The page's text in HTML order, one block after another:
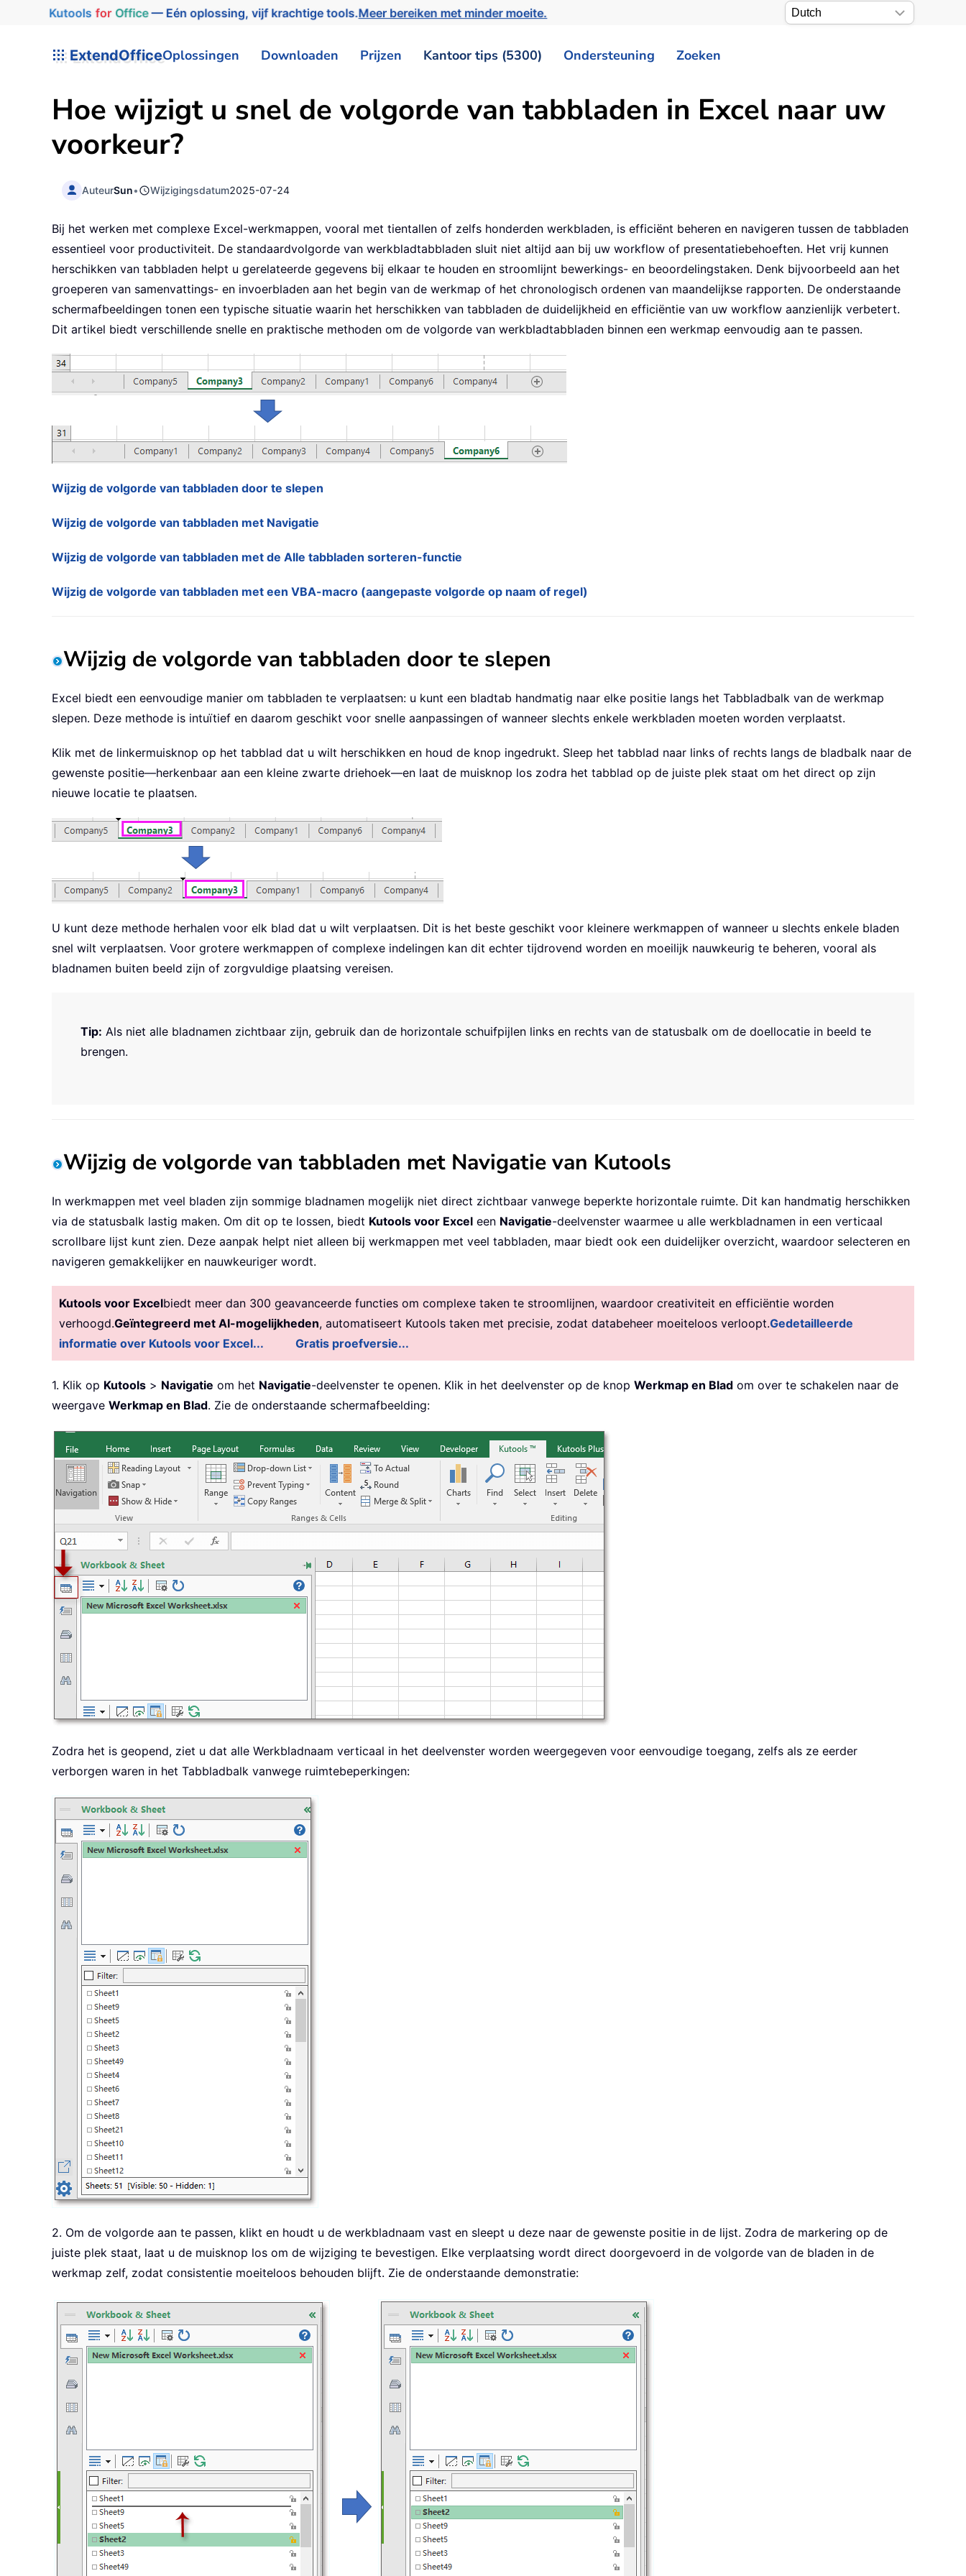
Kutools for Office— Eén oplossing, vijf krachtige tools.Meer bereiken met minder moeite.
ExtendOfficeOplossingen Downloaden Prijzen Kantoor tips (5300) Ondersteuning Zoeken
Hoe wijzigt u snel de volgorde van tabbladen in Excel naar uw
voorkeur?
AuteurSun• Wijzigingsdatum2025-07-24
Bij het werken met complexe Excel-werkmappen, vooral met tientallen of zelfs honderden werkbladen, is efficiënt beheren en navigeren tussen de tabbladen
essentieel voor productiviteit. De standaardvolgorde van werkbladtabbladen sluit niet altijd aan bij uw workflow of presentatiebehoeften. Het vrij kunnen
herschikken van tabbladen helpt u gerelateerde gegevens bij elkaar te houden en stroomlijnt bewerkings- en beoordelingstaken. Denk bijvoorbeeld aan het
groeperen van samenvattings- en invoerbladen aan het begin van de werkmap of het chronologisch ordenen van maandelijkse rapporten. De onderstaande
schermafbeeldingen tonen een typische situatie waarin het herschikken van tabbladen de duidelijkheid en efficiëntie van uw workflow aanzienlijk verbetert.
Dit artikel biedt verschillende snelle en praktische methoden om de volgorde van werkbladtabbladen binnen een werkmap eenvoudig aan te passen.
Wijzig de volgorde van tabbladen door te slepen
Wijzig de volgorde van tabbladen met Navigatie
Wijzig de volgorde van tabbladen met de Alle tabbladen sorteren-functie
Wijzig de volgorde van tabbladen met een VBA-macro (aangepaste volgorde op naam of regel)
Wijzig de volgorde van tabbladen door te slepen
Excel biedt een eenvoudige manier om tabbladen te verplaatsen: u kunt een bladtab handmatig naar elke positie langs het Tabbladbalk van de werkmap
slepen. Deze methode is intuïtief en daarom geschikt voor snelle aanpassingen of wanneer slechts enkele werkbladen moeten worden verplaatst.
Klik met de linkermuisknop op het tabblad dat u wilt herschikken en houd de knop ingedrukt. Sleep het tabblad naar links of rechts langs de bladbalk naar de
gewenste positie—herkenbaar aan een kleine zwarte driehoek—en laat de muisknop los zodra het tabblad op de juiste plek staat om het direct op zijn
nieuwe locatie te plaatsen.
U kunt deze methode herhalen voor elk blad dat u wilt verplaatsen. Dit is het beste geschikt voor kleinere werkmappen of wanneer u slechts enkele bladen
snel wilt verplaatsen. Voor grotere werkmappen of complexe indelingen kan dit echter tijdrovend worden en moeilijk nauwkeurig te beheren, vooral als
bladnamen buiten beeld zijn of zorgvuldige plaatsing vereisen.
Tip: Als niet alle bladnamen zichtbaar zijn, gebruik dan de horizontale schuifpijlen links en rechts van de statusbalk om de doellocatie in beeld te
brengen.
Wijzig de volgorde van tabbladen met Navigatie van Kutools
In werkmappen met veel bladen zijn sommige bladnamen mogelijk niet direct zichtbaar vanwege beperkte horizontale ruimte. Dit kan handmatig herschikken
via de statusbalk lastig maken. Om dit op te lossen, biedt Kutools voor Excel een Navigatie-deelvenster waarmee u alle werkbladnamen in een verticaal
scrollbare lijst kunt zien. Deze aanpak helpt niet alleen bij werkmappen met veel tabbladen, maar biedt ook een duidelijker overzicht, waardoor selecteren en
navigeren gemakkelijker en nauwkeuriger wordt.
Kutools voor Excelbiedt meer dan 300 geavanceerde functies om complexe taken te stroomlijnen, waardoor creativiteit en efficiëntie worden
verhoogd.Geïntegreerd met AI-mogelijkheden, automatiseert Kutools taken met precisie, zodat databeheer moeiteloos verloopt.Gedetailleerde
informatie over Kutools voor Excel...
Gratis proefversie...
1. Klik op Kutools > Navigatie om het Navigatie-deelvenster te openen. Klik in het deelvenster op de knop Werkmap en Blad om over te schakelen naar de
weergave Werkmap en Blad. Zie de onderstaande schermafbeelding:
Zodra het is geopend, ziet u dat alle Werkbladnaam verticaal in het deelvenster worden weergegeven voor eenvoudige toegang, zelfs als ze eerder
verborgen waren in het Tabbladbalk vanwege ruimtebeperkingen:
2. Om de volgorde aan te passen, klikt en houdt u de werkbladnaam vast en sleept u deze naar de gewenste positie in de lijst. Zodra de markering op de
juiste plek staat, laat u de muisknop los om de wijziging te bevestigen. Elke verplaatsing wordt direct doorgevoerd in de volgorde van de bladen in de
werkmap zelf, zodat consistentie moeiteloos behouden blijft. Zie de onderstaande demonstratie: